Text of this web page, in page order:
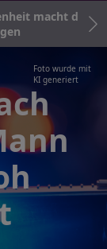
macht dem
Foto wurde mit
KI generiert